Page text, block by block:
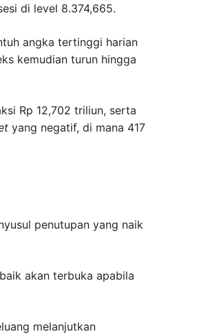
di level 8.374,665.
angka tertinggi harian
kemudian turun hingga
Rp 12,702 triliun, serta
yang negatif, di mana 417
penutupan yang naik
akan terbuka apabila
melanjutkan